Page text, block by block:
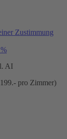
Zustimmung
AI
pro Zimmer)